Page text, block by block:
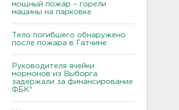
мощный пожар – горели
машины на парковке
Тело погибшего обнаружено
после пожара в Гатчине
Руководителя ячейки
мормонов из Выборга
задержали за финансирование
ФБК*